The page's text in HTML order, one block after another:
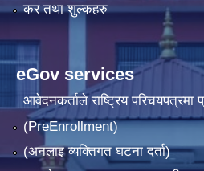
कर तथा शुल्कहरु
eGov services
आवेदनकर्ताले राष्‍ट्रिय परिचयपत्रमा
(PreEnrollment)
(अनलाइ व्यक्तिगत घटना दर्ता)